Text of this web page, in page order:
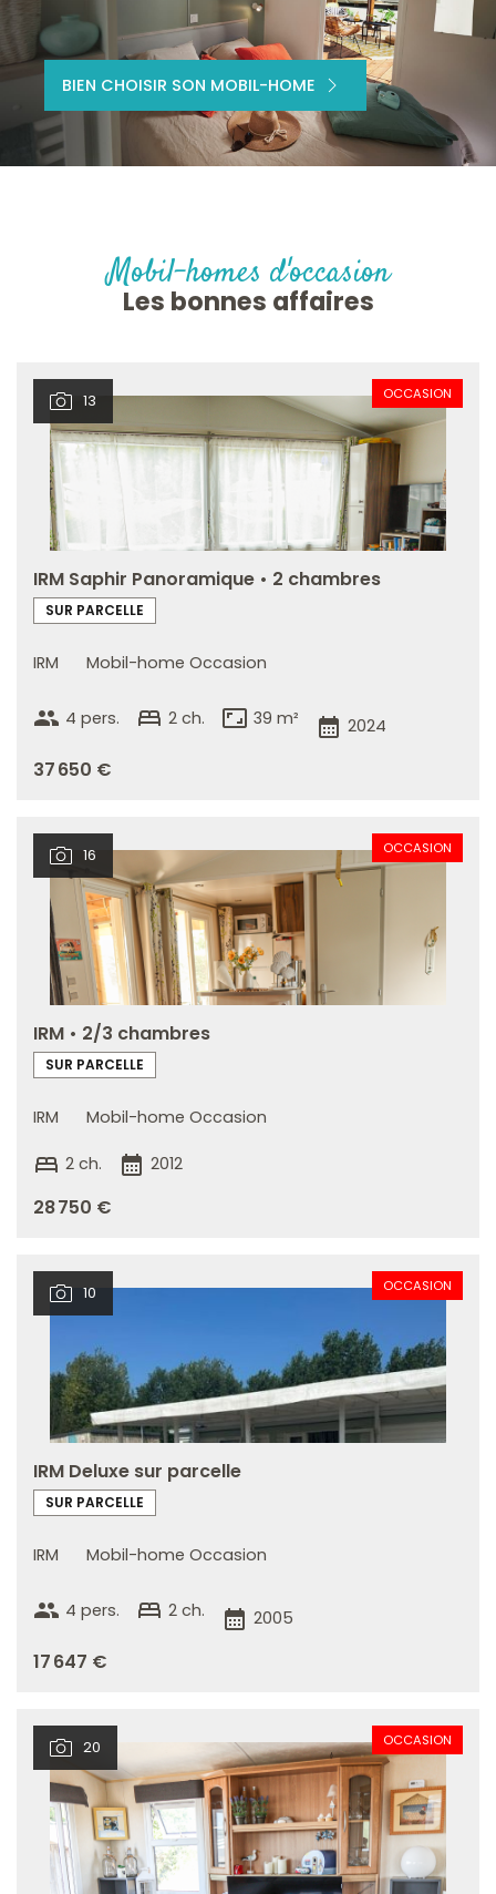
BIEN CHOISIR SON MOBIL-HOME
Mobil-homes d'occasion
Les bonnes affaires
13 OCCASION
IRM Saphir Panoramique • 2 chambres
SUR PARCELLE
IRM Mobil-home Occasion
group 4 pers. bed 2 ch. aspect_ratio 39 m² calendar_month 2024
37 650 €
16 OCCASION
IRM • 2/3 chambres
SUR PARCELLE
IRM Mobil-home Occasion
bed 2 ch. calendar_month 2012
28 750 €
10 OCCASION
IRM Deluxe sur parcelle
SUR PARCELLE
IRM Mobil-home Occasion
group 4 pers. bed 2 ch. calendar_month 2005
17 647 €
20 OCCASION